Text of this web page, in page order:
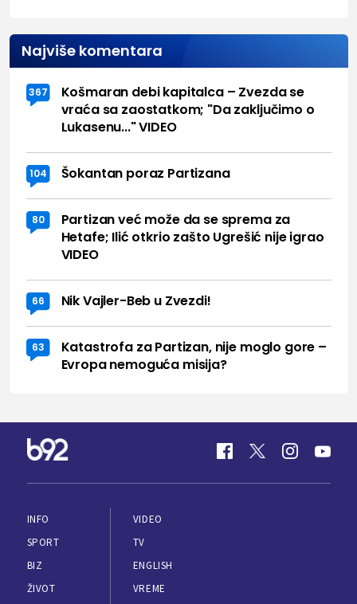
Najviše komentara
367
Košmaran debi kapitalca – Zvezda se
vraća sa zaostatkom; "Da zaključimo o
Lukasenu..." VIDEO
104 Šokantan poraz Partizana
80
Partizan već može da se sprema za
Hetafe; Ilić otkrio zašto Ugrešić nije igrao
VIDEO
66 Nik Vajler-Beb u Zvezdi!
63
Katastrofa za Partizan, nije moglo gore –
Evropa nemoguća misija?
INFO
SPORT
BIZ
ŽIVOT
VIDEO
TV
ENGLISH
VREME